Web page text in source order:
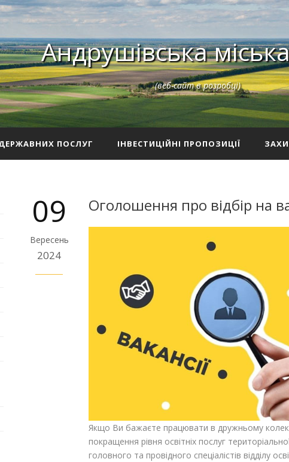
Андрушівська
(веб-сайт в розробці)
ПОСЛУГ ІНВЕСТИЦІЙНІ ПРОПОЗИЦІЇ
09
Вересень
2024
Оголошення про відбір на
Якщо Ви бажаєте працювати в дружньому
покращення рівня освітніх послуг
головного та провідного спеціалістів відділу